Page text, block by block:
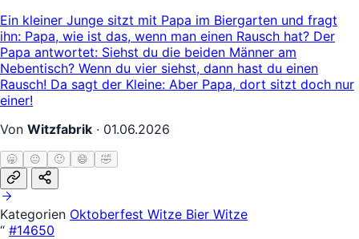
Ein kleiner Junge sitzt mit Papa im Biergarten und fragt
ihn: Papa, wie ist das, wenn man einen Rausch hat? Der
Papa antwortet: Siehst du die beiden Männer am
Nebentisch? Wenn du vier siehst, dann hast du einen
Rausch! Da sagt der Kleine: Aber Papa, dort sitzt doch nur
einer!
Von Witzfabrik · 01.06.2026
🥱 😐 🙂 😄 🤣
Kategorien Oktoberfest Witze Bier Witze
“ #14650